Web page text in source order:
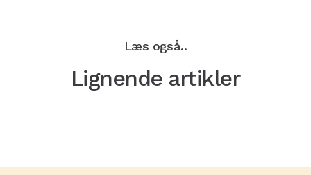
Læs også..
Lignende artikler